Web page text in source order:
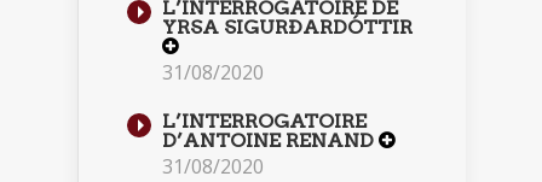
L’INTERROGATOIRE DE
YRSA SIGURÐARDÓTTIR
31/08/2020
L’INTERROGATOIRE
D’ANTOINE RENAND
31/08/2020